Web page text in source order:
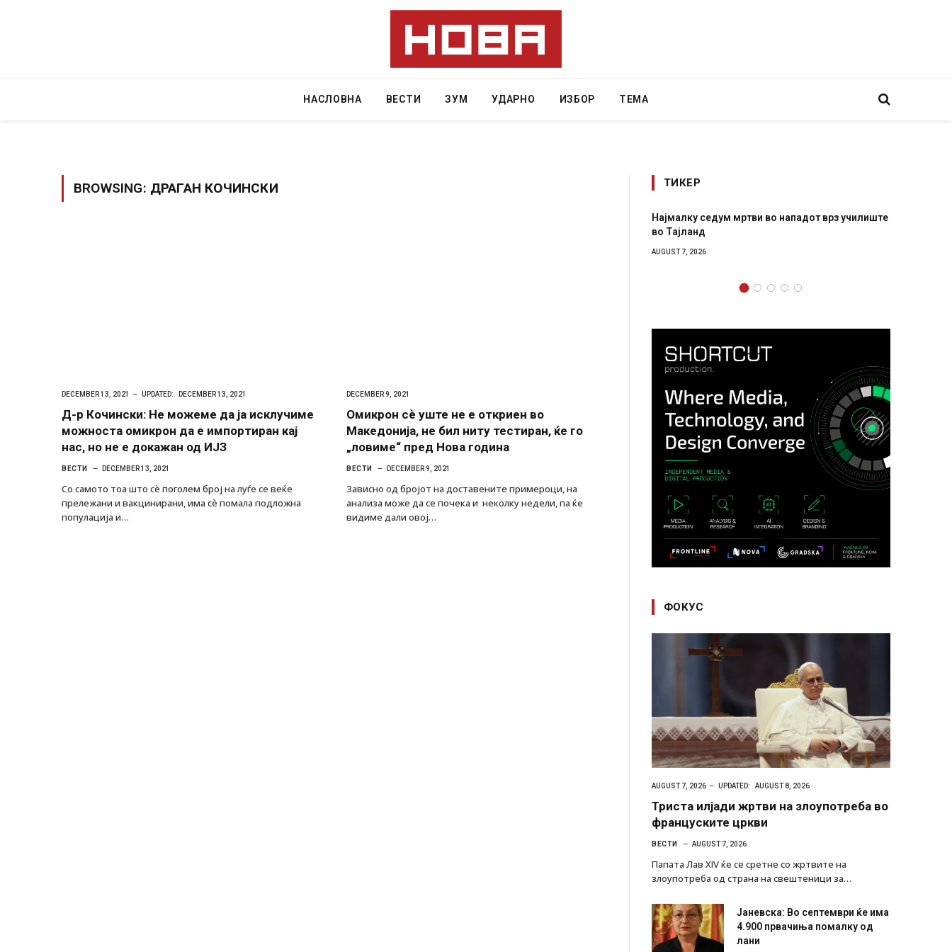
НАСЛОВНА ВЕСТИ ЗУМ УДАРНО ИЗБОР ТЕМА
BROWSING: ДРАГАН КОЧИНСКИ
DECEMBER 13, 2021 UPDATED: DECEMBER 13, 2021
Д-р Кочински: Не можеме да ја исклучиме
можноста омикрон да е импортиран кај
нас, но не е докажан од ИЈЗ
ВЕСТИ DECEMBER 13, 2021
Со самото тоа што сѐ поголем број на луѓе се веќе
прележани и вакцинирани, има сѐ помала подложна
популација и…
DECEMBER 9, 2021
Омикрон сѐ уште не е откриен во
Македонија, не бил ниту тестиран, ќе го
„ловиме“ пред Нова година
ВЕСТИ DECEMBER 9, 2021
Зависно од бројот на доставените примероци, на
анализа може да се почека и неколку недели, па ќе
видиме дали овој…
ТИКЕР
Најмалку седум мртви во нападот врз училиште
СОЗИС: Украинците
ФОКУС
AUGUST 7, 2026 UPDATED: AUGUST 8, 2026
Триста илјади жртви на злоупотреба во
француските цркви
ВЕСТИ AUGUST 7, 2026
Папата Лав XIV ќе се сретне со жртвите на
злоупотреба од страна на свештеници за…
Јаневска: Во септември ќе има
4.900 првачиња помалку од
лани